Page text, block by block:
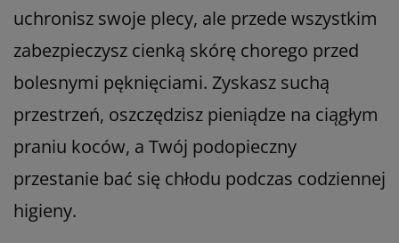
uchronisz swoje plecy, ale przede wszystkim
zabezpieczysz cienką skórę chorego przed
bolesnymi pęknięciami. Zyskasz suchą
przestrzeń, oszczędzisz pieniądze na ciągłym
praniu koców, a Twój podopieczny
przestanie bać się chłodu podczas codziennej
higieny.